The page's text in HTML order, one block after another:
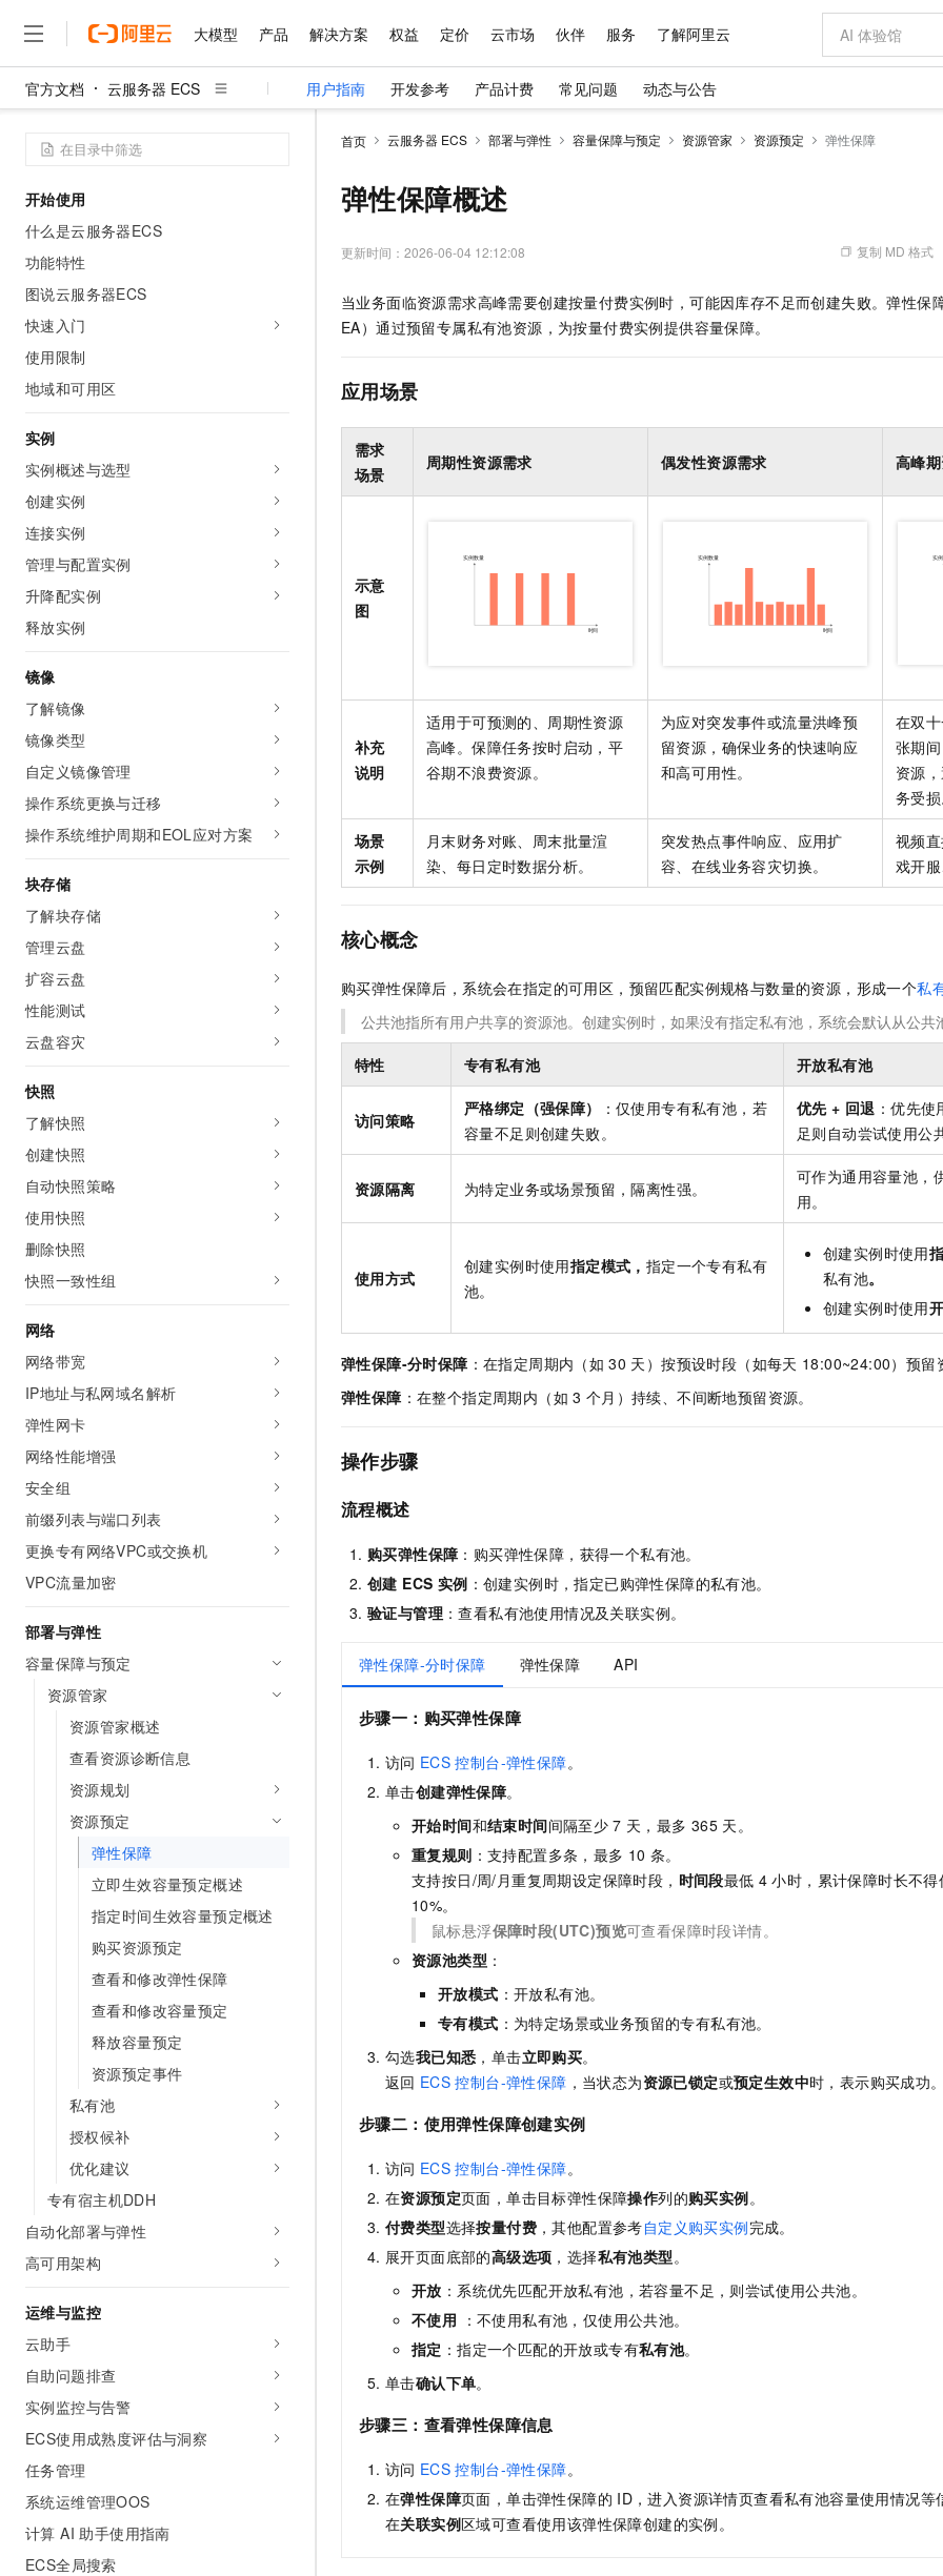
大模型 产品 解决方案 权益 定价 云市场 伙伴 服务 了解阿里云
官方文档 云服务器 ECS 用户指南 开发参考 产品计费 常见问题 动态与公告
开始使用
什么是云服务器ECS
功能特性
图说云服务器ECS
快速入门
使用限制
地域和可用区
实例
实例概述与选型
创建实例
连接实例
管理与配置实例
升降配实例
释放实例
镜像
了解镜像
镜像类型
自定义镜像管理
操作系统更换与迁移
操作系统维护周期和EOL应对方案
块存储
了解块存储
管理云盘
扩容云盘
性能测试
云盘容灾
快照
了解快照
创建快照
自动快照策略
使用快照
删除快照
快照一致性组
网络
网络带宽
IP地址与私网域名解析
弹性网卡
网络性能增强
安全组
前缀列表与端口列表
更换专有网络VPC或交换机
VPC流量加密
部署与弹性
容量保障与预定
资源管家
资源管家概述
查看资源诊断信息
资源规划
资源预定
弹性保障
立即生效容量预定概述
指定时间生效容量预定概述
购买资源预定
查看和修改弹性保障
查看和修改容量预定
释放容量预定
资源预定事件
私有池
授权候补
优化建议
专有宿主机DDH
自动化部署与弹性
高可用架构
运维与监控
云助手
自助问题排查
实例监控与告警
ECS使用成熟度评估与洞察
任务管理
系统运维管理OOS
计算 AI 助手使用指南
ECS全局搜索
首页 云服务器 ECS 部署与弹性 容量保障与预定 资源管家 资源预定 弹性保障
弹性保障概述
更新时间： 2026-06-04 12:12:08 复制 MD 格式
当业务面临资源需求高峰需要创建按量付费实例时，可能因库存不足而创建失败。弹性
EA）通过预留专属私有池资源，为按量付费实例提供容量保障。
应用场景
需求
场景
周期性资源需求 偶发性资源需求 高峰
示意
图
补充
说明
适用于可预测的、周期性资源
高峰。保障任务按时启动，平
谷期不浪费资源。
为应对突发事件或流量洪峰预
留资源，确保业务的快速响应
和高可用性。
在双
张期
资源
务受
场景
示例
月末财务对账、周末批量渲
染、每日定时数据分析。
突发热点事件响应、应用扩
容、在线业务容灾切换。
视频
戏开
核心概念
购买弹性保障后，系统会在指定的可用区，预留匹配实例规格与数量的资源，形成一个私
公共池指所有用户共享的资源池。创建实例时，如果没有指定私有池，系统会默认从公共
特性 专有私有池 开放私有池
访问策略
严格绑定（强保障）
：仅使用专有私有池，若
容量不足则创建失败。
优先 + 回退 ：优先
足则自动尝试使用公
资源隔离 为特定业务或场景预留，隔离性强。
可作为通用容量池，
用。
使用方式
创建实例时使用指定模式， 指定一个专有私有
池。
创建实例时使用
私有池。
创建实例时使用
弹性保障-分时保障 ：在指定周期内（如 30 天）按预设时段（如每天 18:00~24:00）预留
弹性保障 ：在整个指定周期内（如 3 个月）持续、不间断地预留资源。
操作步骤
流程概述
购买弹性保障 ：购买弹性保障，获得一个私有池。
创建 ECS 实例 ：创建实例时，指定已购弹性保障的私有池。
验证与管理 ：查看私有池使用情况及关联实例。
弹性保障-分时保障 弹性保障 API
步骤一：购买弹性保障
访问 ECS 控制台-弹性保障。
单击创建弹性保障。
开始时间和结束时间间隔至少 7 天，最多 365 天。
重复规则 ：支持配置多条，最多 10 条。
支持按日/周/月重复周期设定保障时段， 时间段最低 4 小时，累计保障时长不
10%。
鼠标悬浮保障时段(UTC)预览可查看保障时段详情。
资源池类型 ：
开放模式 ：开放私有池。
专有模式 ：为特定场景或业务预留的专有私有池。
勾选我已知悉 ，单击立即购买。
返回 ECS 控制台-弹性保障 ，当状态为资源已锁定或预定生效中时，表示购买成功
步骤二：使用弹性保障创建实例
访问 ECS 控制台-弹性保障。
在资源预定页面，单击目标弹性保障操作列的购买实例。
付费类型选择按量付费 ，其他配置参考自定义购买实例完成。
展开页面底部的高级选项 ，选择私有池类型。
开放 ：系统优先匹配开放私有池，若容量不足，则尝试使用公共池。
不使用 ：不使用私有池，仅使用公共池。
指定 ：指定一个匹配的开放或专有私有池。
单击确认下单。
步骤三：查看弹性保障信息
访问 ECS 控制台-弹性保障。
在弹性保障页面，单击弹性保障的 ID，进入资源详情页查看私有池容量使用情况等
在关联实例区域可查看使用该弹性保障创建的实例。
大模型
千问AI平台
Qwen3.8-Max HOT
Qwen3.7-Plus
Qwen3-VL-Plus
Kimi-K3 NEW
Wan2.7-
千问AI平台-Token Plan
个人版上线、团队版降价；千问3.8-Max首发发尝鲜
在线体验全尺寸、多种模态的模型效果
Happy 系列大模型
新一代 AI 视频生成模型，深度适配广告营销等场景
大模型服务平台百炼-应用模版
丰富多元化的应用模版和解决方案
灵活可视化地构建企业级 Agent
人工智能平台 PAI
AI Native 的算法工程平台，一站式完成建模、训练、推理服务部署
大模型原
云端极速 AI
大模型解决方案
快速部署 Dify，高效搭建 AI 应用
10 分钟在聊天系统中增加一个 AI 助手
10分钟微调：让0.6B模型媲美235B模型 多模态数据
产品
精选产品
计算
容器
网络与CDN
安全
中间件
大数据计算
媒体服务
企业服务与云通信
域名与网站
终端用户计算
Serverless
开发工具
迁移与运维管理
精选产品
大模型服务与应用平台
多元化、高性能、安全可靠的大模型服务
无影云电脑
随时随地安全接入的云上超级电脑
云原生大数据计算服务 MaxCompute
面向分析的企业级SaaS模式云数据仓库
人工智能平台 PAI 大模型
一站式AI开发、训练和推理服务
容器服务 Kubernetes 版 ACK
Qoder
面向真实软件
云防火墙
解决方案
精选解决方案
互联网应用开发
大数据
安全
网络
可观测
上云与迁云
企业出海
精选解决方案
企业级Agent产品，直接交付可用成果
HappyHorse 打造一站式影视创作平台
可视化编排打通从文字构思到成片全链路闭环
Hermes Agent，打造自进化智能体
自主进化，持久记忆，越用越聪明
轻松解锁专属
5 分钟轻松部
权益 普惠上云
云服务器38元/年起，超值低价云产品抢先购
推荐新用户得奖励，单订单最高返9万
云工开物
高校专属算力普惠，学生认证享300元代金券
免费试用
解决方案免费试用 新老同享
最高领取价值200元试用点，立即开启云上创新
AI 产品 免费试用
产品新客免费试用，最长12个月
大模型ACA认证体验
AI 特惠
Token Plan 模型订阅计划 NEW
Qwen3.8-Max 首发尝鲜，限时加量 10 倍，夜间低至2折
万小智 AI 建站低至 15元/月
AI 场景体
从图文生成到
AI 广告创作
图文、视频一
AI 短剧/漫剧
定价 产品定价
了解云产品的定价详情
云上成本管理
管理和优化成本
价格计算器
自助选配和估算价格
配置报价
云市场 精选商城
多端小程序
观测云
蓝凌 OA
电子合同
畅捷通
Tableau 订阅
生态解决方案
AI 开发和 AI 应用解决方案
数据与 API
OCR 文字识别
快递物流查询
广告营销
基础软件
JAVA
WordPress
Ubuntu
Red Hat
模板小程序
定制小程序
APP 开发
建站系统
伙伴 成为销售伙伴
咨询伙伴
销售伙伴合作计划
无影生态合作计划
Salesforce On Alibaba Cloud
AI 大模型销售与服务生态合作计划
成为产品伙伴 产品伙伴
云网络合作
成为服务
服务生态伙伴
服务 售前咨询
售后服务
自助服务
在线服务
工单服务
短信专区
企业增值服务
企业成长
服务实践
阿里云认证
信息公告
了解阿里云 为什么选择阿里云
技术领先
分析师报告
AI 算法大赛
云开发大赛
最佳实践
看见新力量
市场活动